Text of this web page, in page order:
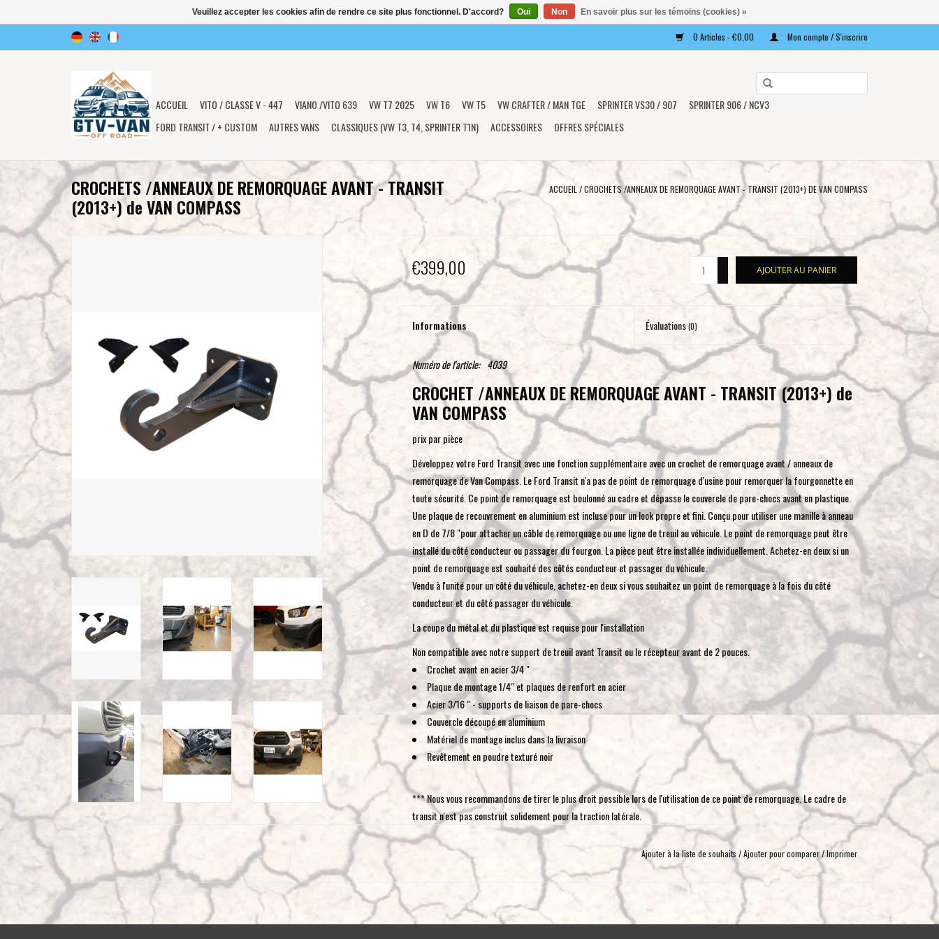
0 Articles - €0,00 Mon compte / S'inscrire
sélectionner
résultat
Entrée
pour
de
recherche
sélectionné.
Les
utilisateurs
d'appareils
tactiles
peuvent
de
gestes
tels
toucher
et
glisser.
ACCUEIL VITO / CLASSE V - 447 VIANO /VITO 639 VW T7 2025 VW T6 VW T5 VW CRAFTER / MAN TGE SPRINTER VS30 / 907
SPRINTER 906 / NCV3
FORD TRANSIT / + CUSTOM
AUTRES VANS CLASSIQUES (VW T3, T4, SPRINTER T1N) ACCESSOIRES OFFRES SPÉCIALES
CROCHETS /ANNEAUX DE REMORQUAGE AVANT - TRANSIT
(2013+) de VAN COMPASS
ACCUEIL /CROCHETS /ANNEAUX DE REMORQUAGE AVANT - TRANSIT (2013+) DE VAN COMPASS
€399,00 AJOUTER AU PANIER
Informations Évaluations(0)
Numéro de l'article: 4039
CROCHET /ANNEAUX DE REMORQUAGE AVANT - TRANSIT (2013+) de
VAN COMPASS
prix par pièce
Développez votre Ford Transit avec une fonction supplémentaire avec un crochet de remorquage avant / anneaux de
remorquage de Van Compass. Le Ford Transit n'a pas de point de remorquage d'usine pour remorquer la fourgonnette en
toute sécurité. Ce point de remorquage est boulonné au cadre et dépasse le couvercle de pare-chocs avant en plastique.
Une plaque de recouvrement en aluminium est incluse pour un look propre et fini. Conçu pour utiliser une manille à anneau
en D de 7/8 "pour attacher un câble de remorquage ou une ligne de treuil au véhicule. Le point de remorquage peut être
installé du côté conducteur ou passager du fourgon. La pièce peut être installée individuellement. Achetez-en deux si un
point de remorquage est souhaité des côtés conducteur et passager du véhicule.
Vendu à l'unité pour un côté du véhicule, achetez-en deux si vous souhaitez un point de remorquage à la fois du côté
conducteur et du côté passager du véhicule.
La coupe du métal et du plastique est requise pour l'installation
Non compatible avec notre support de treuil avant Transit ou le récepteur avant de 2 pouces.
Crochet avant en acier 3/4 "
Plaque de montage 1/4" et plaques de renfort en acier
Acier 3/16 " - supports de liaison de pare-chocs
Couvercle découpé en aluminium
Matériel de montage inclus dans la livraison
Revêtement en poudre texturé noir
*** Nous vous recommandons de tirer le plus droit possible lors de l'utilisation de ce point de remorquage. Le cadre de
transit n'est pas construit solidement pour la traction latérale.
Ajouter à la liste de souhaits /Ajouter pour comparer/Imprimer
Veuillez accepter les cookies afin de rendre ce site plus fonctionnel. D'accord? Oui Non En savoir plus sur les témoins (cookies) »